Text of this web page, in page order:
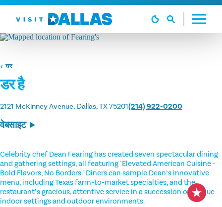
सामग्री पर जाएं
घर
डर है
2121 McKinney Avenue Dallas, TX 75201(214) 922-0200
वेबसाइट
Celebrity chef Dean Fearing has created seven spectacular dining
and gathering settings, all featuring "Elevated American Cuisine -
Bold Flavors, No Borders." Diners can sample Dean’s innovative
menu, including Texas farm-to-market specialties, and the
restaurant’s gracious, attentive service in a succession of unique
indoor settings and outdoor environments.